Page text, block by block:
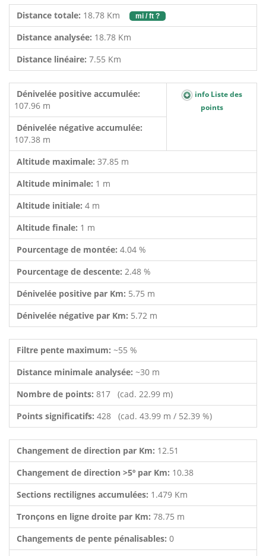
Distance totale: 18.78 Km mi / ft ?
Distance analysée: 18.78 Km
Distance linéaire: 7.55 Km
Dénivelée positive accumulée:
107.96 m
info Liste des
points
Dénivelée négative accumulée:
107.38 m
Altitude maximale: 37.85 m
Altitude minimale: 1 m
Altitude initiale: 4 m
Altitude finale: 1 m
Pourcentage de montée: 4.04 %
Pourcentage de descente: 2.48 %
Dénivelée positive par Km: 5.75 m
Dénivelée négative par Km: 5.72 m
Filtre pente maximum: ~55 %
Distance minimale analysée: ~30 m
Nombre de points: 817 (cad. 22.99 m)
Points significatifs: 428 (cad. 43.99 m / 52.39 %)
Changement de direction par Km: 12.51
Changement de direction >5º par Km: 10.38
Sections rectilignes accumulées: 1.479 Km
Tronçons en ligne droite par Km: 78.75 m
Changements de pente pénalisables: 0